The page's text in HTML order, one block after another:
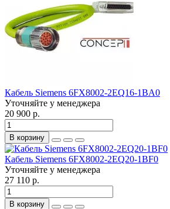
Кабель Siemens 6FX8002-2EQ16-1BA0
Уточняйте у менеджера
20 900 р.
В корзину
Кабель Siemens 6FX8002-2EQ20-1BF0
Уточняйте у менеджера
27 110 р.
В корзину